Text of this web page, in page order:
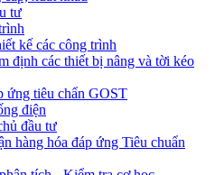
tư
kế các công trình
định các thiết bị nâng và tời kéo
ứng tiêu chẩn GOST
điện
đầu tư
hàng hóa đáp ứng Tiêu chuẩn